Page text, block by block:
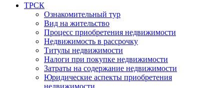
ТРСК
Ознакомительный тур
Вид на жительство
Процесс приобретения недвижимости
Недвижимость в рассрочку
Титулы недвижимости
Налоги при покупке недвижимости
Затраты на содержание недвижимости
Юридические аспекты приобретения
недвижимости